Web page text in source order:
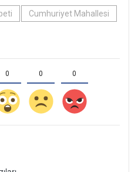
Cumhuriyet Mahallesi
0 0 0